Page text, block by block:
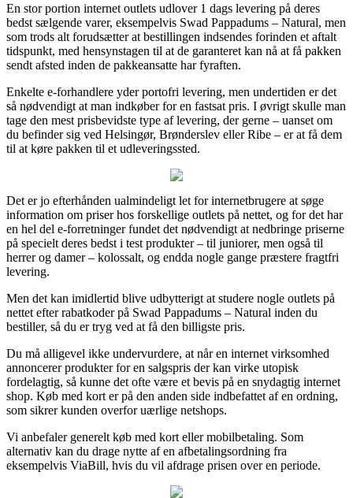
En stor portion internet outlets udlover 1 dags levering på deres
bedst sælgende varer, eksempelvis Swad Pappadums – Natural, men
som trods alt forudsætter at bestillingen indsendes forinden et aftalt
tidspunkt, med hensynstagen til at de garanteret kan nå at få pakken
sendt afsted inden de pakkeansatte har fyraften.
Enkelte e-forhandlere yder portofri levering, men undertiden er det
så nødvendigt at man indkøber for en fastsat pris. I øvrigt skulle man
tage den mest prisbevidste type af levering, der gerne – uanset om
du befinder sig ved Helsingør, Brønderslev eller Ribe – er at få dem
til at køre pakken til et udleveringssted.
Det er jo efterhånden ualmindeligt let for internetbrugere at søge
information om priser hos forskellige outlets på nettet, og for det har
en hel del e-forretninger fundet det nødvendigt at nedbringe priserne
på specielt deres bedst i test produkter – til juniorer, men også til
herrer og damer – kolossalt, og endda nogle gange præstere fragtfri
levering.
Men det kan imidlertid blive udbytterigt at studere nogle outlets på
nettet efter rabatkoder på Swad Pappadums – Natural inden du
bestiller, så du er tryg ved at få den billigste pris.
Du må alligevel ikke undervurdere, at når en internet virksomhed
annoncerer produkter for en salgspris der kan virke utopisk
fordelagtig, så kunne det ofte være et bevis på en snydagtig internet
shop. Køb med kort er på den anden side indbefattet af en ordning,
som sikrer kunden overfor uærlige netshops.
Vi anbefaler generelt køb med kort eller mobilbetaling. Som
alternativ kan du drage nytte af en afbetalingsordning fra
eksempelvis ViaBill, hvis du vil afdrage prisen over en periode.